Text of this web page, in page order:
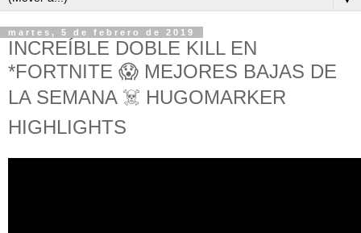
martes, 5 de febrero de 2019
INCREÍBLE DOBLE KILL EN
*FORTNITE 😱 MEJORES BAJAS DE
LA SEMANA ☠️ HUGOMARKER
HIGHLIGHTS